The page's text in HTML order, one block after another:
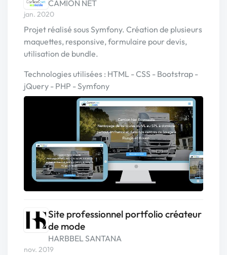
CAMION NET
jan. 2020
Projet réalisé sous Symfony. Création de plusieurs
maquettes, responsive, formulaire pour devis,
utilisation de bundle.
Technologies utilisées : HTML - CSS - Bootstrap -
jQuery - PHP - Symfony
Site professionnel portfolio créateur
de mode
HARBBEL SANTANA
nov. 2019